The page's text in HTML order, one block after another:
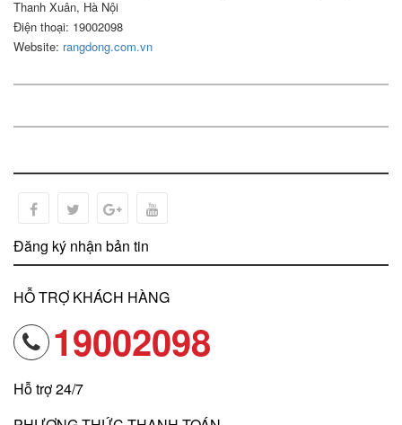
Món quà ý nghĩa và sang trọng
Có thể in nội dung, logo độc quyền theo yêu cầu của khách
hàng để làm quà tặng ý nghĩa và sang trọng trong các
ngày lễ, ngày kỷ niệm
Thanh Xuân, Hà Nội
Điện thoại: 19002098
Website: rangdong.com.vn
Đăng ký nhận bản tin
HỖ TRỢ KHÁCH HÀNG
19002098
Hỗ trợ 24/7